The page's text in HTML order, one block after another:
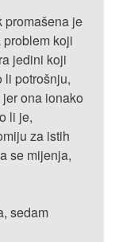
promašena je
problem koji
jedini koji
li potrošnju,
ona ionako
li je,
za istih
se mijenja,
sedam